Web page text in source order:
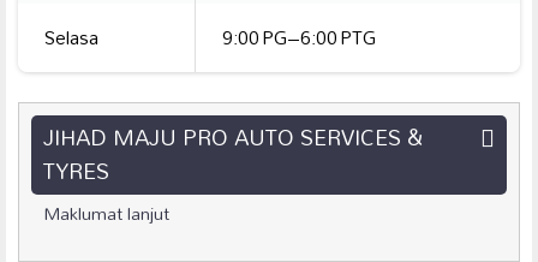
Selasa
9:00 PG–6:00 PTG
JIHAD MAJU PRO AUTO SERVICES &
TYRES
Maklumat lanjut